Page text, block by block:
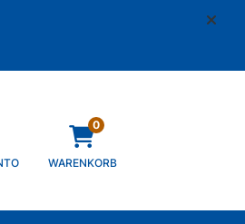
0
WARENKORB